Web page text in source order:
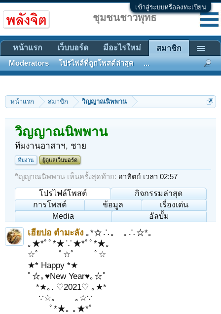
เข้าสู่ระบบหรือลงทะเบียน
หน้าแรก สมาชิก วิญญาณนิพพาน
วิญญาณนิพพาน
ทีมงานอาสาฯ, ชาย
ทีมงาน ผู้ดูแลเว็บบอร์ด
วิญญาณนิพพาน เห็นครั้งสุดท้าย: อาทิตย์ เวลา 02:57
โปรไฟล์โพสต์
กิจกรรมล่าสุด
การโพสต์
ข้อมูล
เรื่องเด่น
Media
อัลบั้ม
เฮียปอ ตำมะลัง ｡*☆∴｡ ｡∴☆*｡
｡★*ﾟﾟ*★∵★*ﾟﾟ*★｡
☆ﾟ ﾟ☆ﾟ ﾟ☆
★* Happy *★
ﾟ☆｡♥New Year♥｡☆ﾟ
*★｡. ♡2021♡ ｡★*
∵☆｡ ｡☆∵
ﾟ*★｡ ｡★*ﾟ
ชุมชนชาวพุทธ
หน้าแรก เว็บบอร์ด มีอะไรใหม่ สมาชิก
Moderators โปรไฟล์ที่ถูกโพสต์ล่าสุด ...